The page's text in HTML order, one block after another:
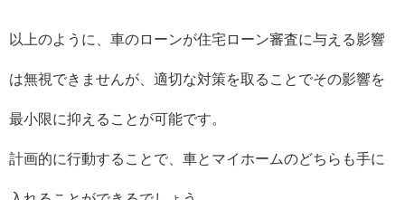
以上のように、車のローンが住宅ローン審査に与える影響
は無視できませんが、適切な対策を取ることでその影響を
最小限に抑えることが可能です。
計画的に行動することで、車とマイホームのどちらも手に